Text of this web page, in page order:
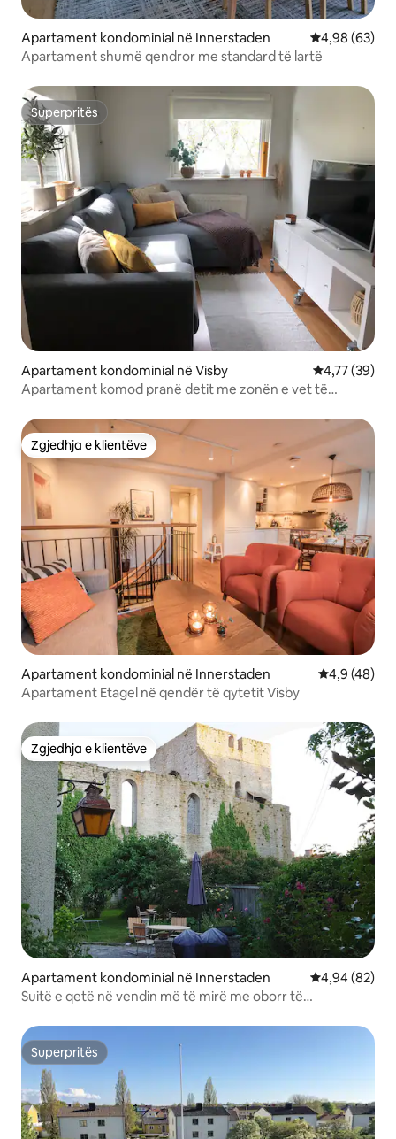
Apartament kondominial në Innerstaden Vlerësimi
4,98 (63)
Apartament shumë qendror me standard të lartë
Superpritës
Superpritës
Apartament kondominial në Visby Vlerësimi
4,77 (39)
Apartament komod pranë detit me zonën e vet të
Zgjedhja e klientëve
Zgjedhja e klientëve
Apartament kondominial në Innerstaden Vlerësimi
4,9 (48)
Apartament Etagel në qendër të qytetit Visby
Zgjedhja e klientëve
Zgjedhja e klientëve
Apartament kondominial në Innerstaden Vlerësimi
4,94 (82)
Suitë e qetë në vendin më të mirë me oborr të
Superpritës
Superpritës